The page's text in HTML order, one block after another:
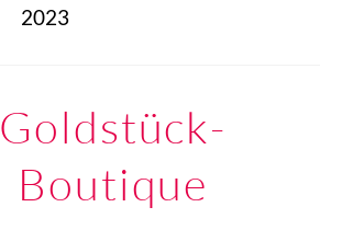
2023
Goldstück-
Boutique